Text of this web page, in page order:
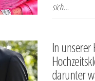
sich…
In unserer
darunter